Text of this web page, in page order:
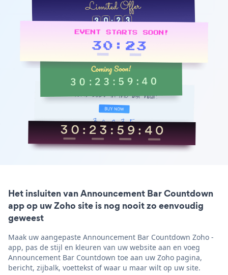
Het insluiten van Announcement Bar Countdown
app op uw Zoho site is nog nooit zo eenvoudig
geweest
Maak uw aangepaste Announcement Bar Countdown Zoho -
app, pas de stijl en kleuren van uw website aan en voeg
Announcement Bar Countdown toe aan uw Zoho pagina,
bericht, zijbalk, voettekst of waar u maar wilt op uw site.